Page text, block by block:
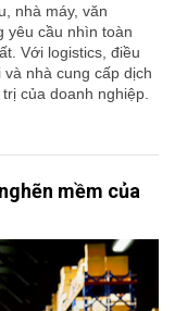
nhà máy, văn
yêu cầu nhìn toàn
Với logistics, điều
nhà cung cấp dịch
của doanh nghiệp.
mềm của